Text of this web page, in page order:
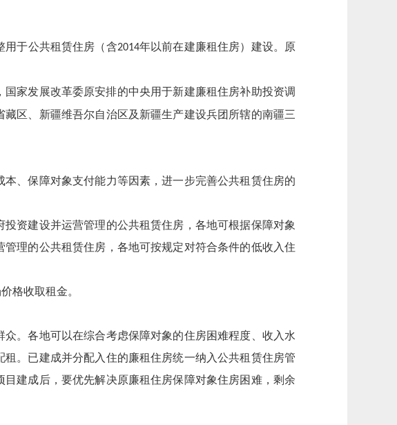
于公共租赁住房（含2014年以前在建廉租住房）建设。原
家发展改革委原安排的中央用于新建廉租住房补助投资调
区、新疆维吾尔自治区及新疆生产建设兵团所辖的南疆三
、保障对象支付能力等因素，进一步完善公共租赁住房的
资建设并运营管理的公共租赁住房，各地可根据保障对象
理的公共租赁住房，各地可按规定对符合条件的低收入住
格收取租金。
。各地可以在综合考虑保障对象的住房困难程度、收入水
。已建成并分配入住的廉租住房统一纳入公共租赁住房管
建成后，要优先解决原廉租住房保障对象住房困难，剩余